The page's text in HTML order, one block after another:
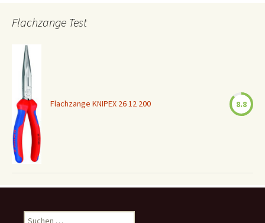
Flachzange Test
Flachzange KNIPEX 26 12 200 8.8
Suchen